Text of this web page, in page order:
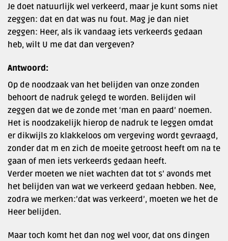
Je doet natuurlijk wel verkeerd, maar je kunt soms niet
zeggen: dat en dat was nu fout. Mag je dan niet
zeggen: Heer, als ik vandaag iets verkeerds gedaan
heb, wilt U me dat dan vergeven?
Antwoord:
Op de noodzaak van het belijden van onze zonden
behoort de nadruk gelegd te worden. Belijden wil
zeggen dat we de zonde met ‘man en paard’ noemen.
Het is noodzakelijk hierop de nadruk te leggen omdat
er dikwijls zo klakkeloos om vergeving wordt gevraagd,
zonder dat m en zich de moeite getroost heeft om na te
gaan of men iets verkeerds gedaan heeft.
Verder moeten we niet wachten dat tot s’ avonds met
het belijden van wat we verkeerd gedaan hebben. Nee,
zodra we merken:’dat was verkeerd’, moeten we het de
Heer belijden.
Maar toch komt het dan nog wel voor, dat ons dingen